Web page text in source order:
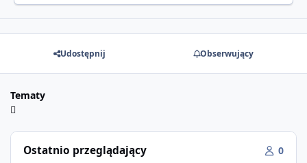
Udostępnij Obserwujący
Tematy
Ostatnio przeglądający 0